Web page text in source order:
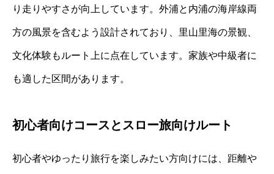
り走りやすさが向上しています。外浦と内浦の海岸線両
方の風景を含むよう設計されており、里山里海の景観、
文化体験もルート上に点在しています。家族や中級者に
も適した区間があります。
初心者向けコースとスロー旅向けルート
初心者やゆったり旅行を楽しみたい方向けには、距離や